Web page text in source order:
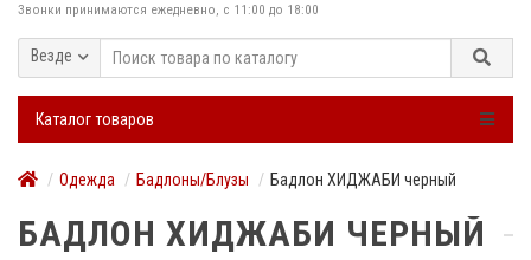
Звонки принимаются ежедневно, с 11:00 до 18:00
Везде
Каталог товаров
Одежда Бадлоны/Блузы Бадлон ХИДЖАБИ черный
БАДЛОН ХИДЖАБИ ЧЕРНЫЙ